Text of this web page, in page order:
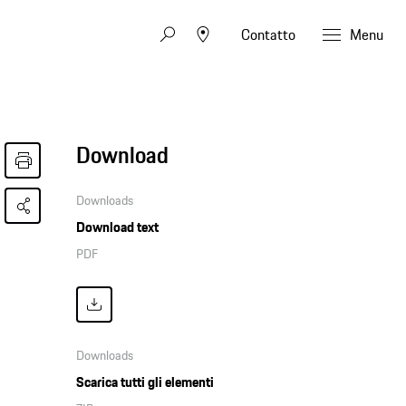
Contatto Menu
Download
Downloads
Download text
PDF
Downloads
Scarica tutti gli elementi